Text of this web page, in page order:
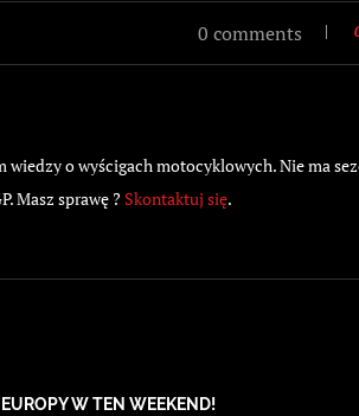
0 comments
wiedzy o wyścigach motocyklowych. Nie ma
Masz sprawę ? Skontaktuj się.
W TEN WEEKEND!